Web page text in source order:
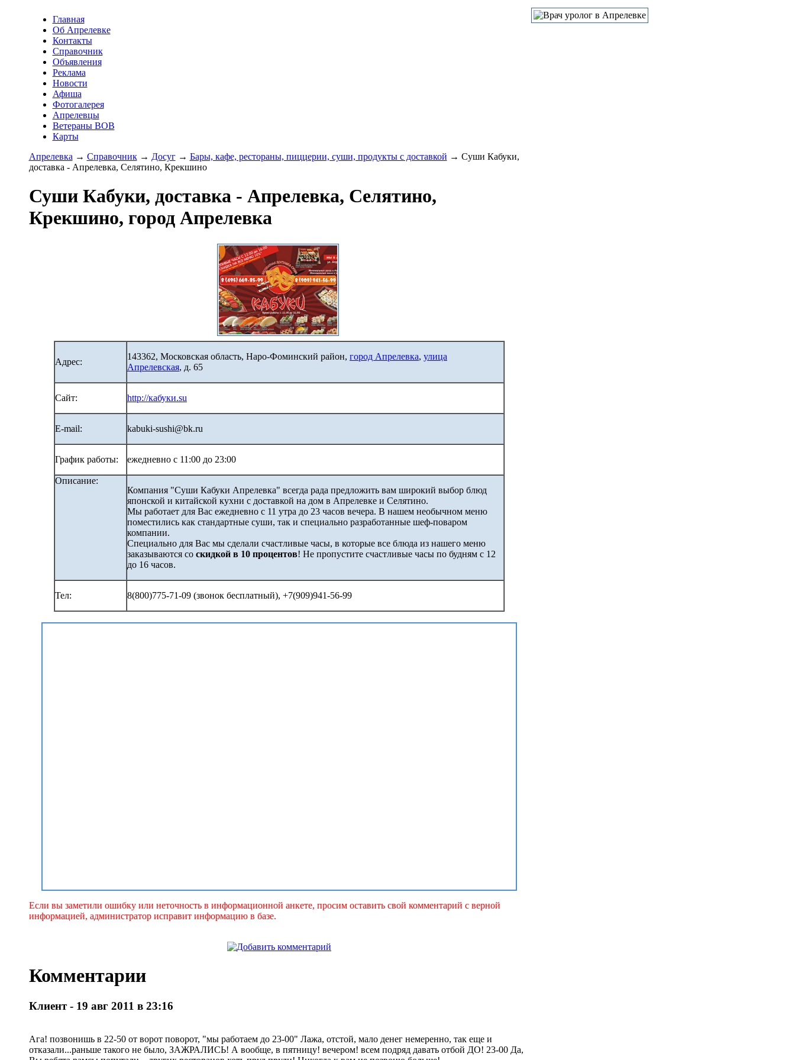
Главная
Об Апрелевке
Контакты
Справочник
Объявления
Реклама
Новости
Афиша
Фотогалерея
Апрелевцы
Ветераны ВОВ
Карты
Апрелевка → Справочник→ Досуг→ Бары, кафе, рестораны, пиццерии, суши, продукты с доставкой → Суши Кабуки,
доставка - Апрелевка, Селятино, Крекшино
Суши Кабуки, доставка - Апрелевка, Селятино,
Крекшино, город Апрелевка
Адрес:
143362, Московская область, Наро-Фоминский район, город Апрелевка, улица
Апрелевская, д. 65
Сайт: http://кабуки.su
E-mail: kabuki-sushi@bk.ru
График работы: ежедневно с 11:00 до 23:00
Описание:
Компания "Суши Кабуки Апрелевка" всегда рада предложить вам широкий выбор блюд
японской и китайской кухни с доставкой на дом в Апрелевке и Селятино.
Мы работает для Вас ежедневно с 11 утра до 23 часов вечера. В нашем необычном меню
поместились как стандартные суши, так и специально разработанные шеф-поваром
компании.
Специально для Вас мы сделали счастливые часы, в которые все блюда из нашего меню
заказываются со скидкой в 10 процентов! Не пропустите счастливые часы по будням с 12
до 16 часов.
Тел: 8(800)775-71-09 (звонок бесплатный), +7(909)941-56-99
Если вы заметили ошибку или неточность в информационной анкете, просим оставить свой комментарий с верной
информацией, администратор исправит информацию в базе.
Комментарии
Клиент - 19 авг 2011 в 23:16
Ага! позвонишь в 22-50 от ворот поворот, "мы работаем до 23-00" Лажа, отстой, мало денег немеренно, так еще и
отказали...раньше такого не было, ЗАЖРАЛИСЬ! А вообще, в пятницу! вечером! всем подряд давать отбой ДО! 23-00 Да,